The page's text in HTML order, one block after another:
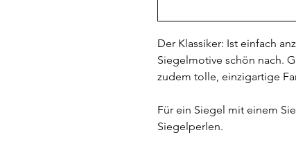
Der Klassiker: Ist einfach
Siegelmotive schön nach.
zudem tolle, einzigartige
Für ein Siegel mit einem
Siegelperlen.